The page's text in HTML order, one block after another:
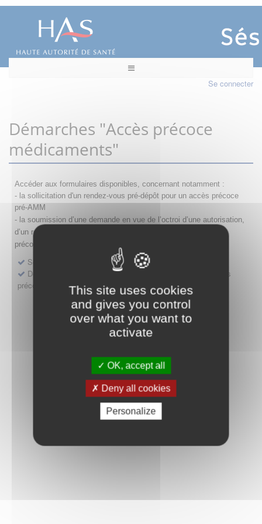
This site uses cookies
and gives you control
over what you want to
activate
OK, accept all
Deny all cookies
Personalize
Se connecter
Démarches "Accès précoce
médicaments"
Accéder aux formulaires disponibles, concernant notamment :
- la sollicitation d'un rendez-vous pré-dépôt pour un accès précoce
pré-AMM
- la soumission d’une demande en vue de l’octroi d’une autorisation,
d’un renouvellement, d’une modification ou d’un retrait d'accès
précoce
Sollicitation RDV pré-dépôt accès précoce pré-AMM
Déposer une demande ou faire évoluer une décision d'accès
précoce